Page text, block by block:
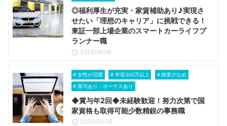
◎福利厚生が充実・家賃補助あり♪実現さ
せたい「理想のキャリア」に挑戦できる！
東証一部上場企業のスマートカーライフプ
ランナー職
2025/06/16
女性が活躍 年収300万以上 残業少なめ
賞与あり・ボーナスあり
◆賞与年2回◆未経験歓迎！努力次第で国
家資格も取得可能少数精鋭の事務職
2025/05/29